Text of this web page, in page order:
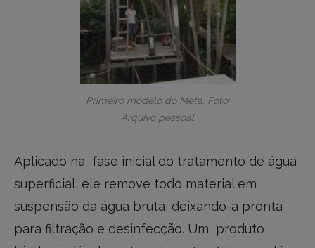
Primeiro modelo do Meta. Foto:
Arquivo pessoal
Aplicado na fase inicial do tratamento de água
superficial, ele remove todo material em
suspensão da água bruta, deixando-a pronta
para filtração e desinfecção. Um produto